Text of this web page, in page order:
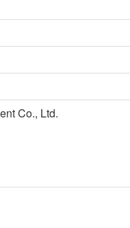
Co., Ltd.